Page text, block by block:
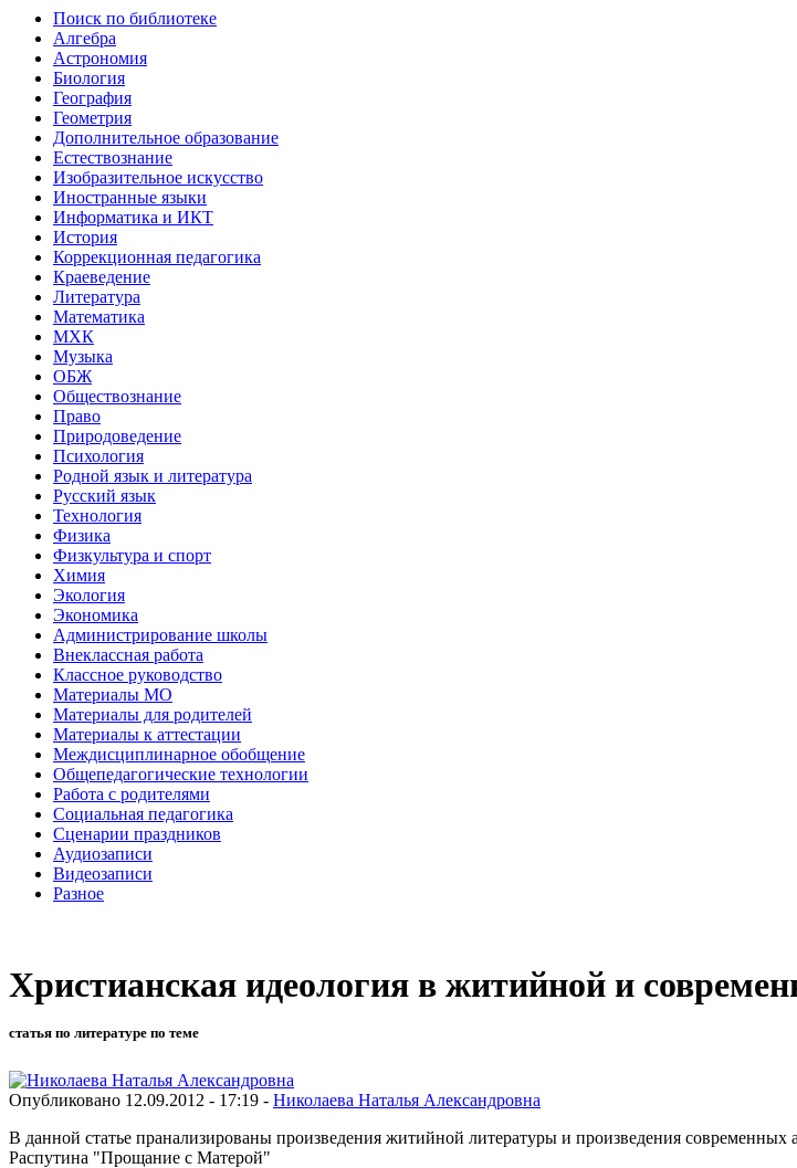
Поиск по библиотеке
Алгебра
Астрономия
Биология
География
Геометрия
Дополнительное образование
Естествознание
Изобразительное искусство
Иностранные языки
Информатика и ИКТ
История
Коррекционная педагогика
Краеведение
Литература
Математика
МХК
Музыка
ОБЖ
Обществознание
Право
Природоведение
Психология
Родной язык и литература
Русский язык
Технология
Физика
Физкультура и спорт
Химия
Экология
Экономика
Администрирование школы
Внеклассная работа
Классное руководство
Материалы МО
Материалы для родителей
Материалы к аттестации
Междисциплинарное обобщение
Общепедагогические технологии
Работа с родителями
Социальная педагогика
Сценарии праздников
Аудиозаписи
Видеозаписи
Разное
Христианская идеология в житийной и
статья по литературе по теме
Опубликовано 12.09.2012 - 17:19 - Николаева Наталья Александровна
В данной статье пранализированы произведения житийной литературы и произведения
Распутина "Прощание с Матерой"